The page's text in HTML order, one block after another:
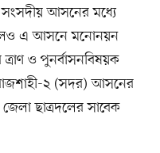
সংসদীয় আসনের মধ্যে
এ আসনে মনোনয়ন
ও পুনর্বাসনবিষয়ক
২ (সদর) আসনের
ছাত্রদলের সাবেক